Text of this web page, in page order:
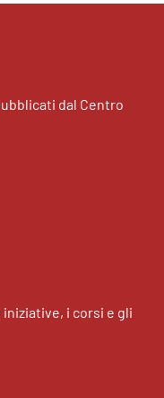
dal Centro
i corsi e gli